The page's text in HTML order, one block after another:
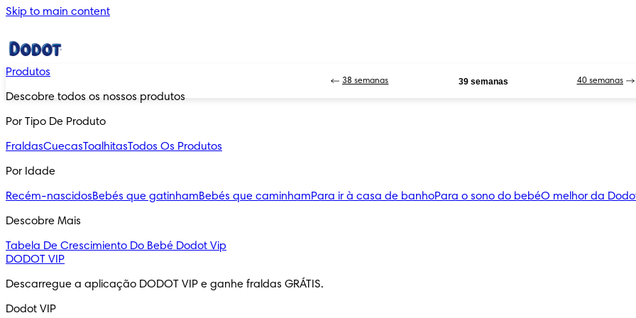
Skip to main content
Produtos
Descobre todos os nossos produtos
Por Tipo De Produto
FraldasCuecasToalhitasTodos Os Produtos
Por Idade
Recém-nascidosBebés que gatinhamBebés que caminhamPara ir à casa de banhoPara o sono do bebéO melhor da
Descobre Mais
Tabela De Crescimiento Do Bebé Dodot Vip
DODOT VIP
Descarregue a aplicação DODOT VIP e ganhe fraldas GRÁTIS.
Dodot VIP
38 semanas 39 semanas 40 semanas